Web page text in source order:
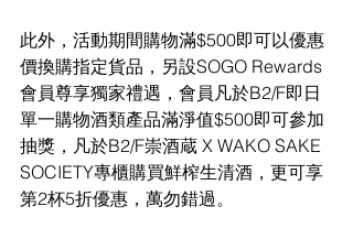
此外，活動期間購物滿$500即可以優惠
價換購指定貨品，另設SOGO Rewards
會員尊享獨家禮遇，會員凡於B2/F即日
單一購物酒類產品滿淨值$500即可參加
抽獎，凡於B2/F崇酒蔵 X WAKO SAKE
SOCIETY專櫃購買鮮榨生清酒，更可享
第2杯5折優惠，萬勿錯過。